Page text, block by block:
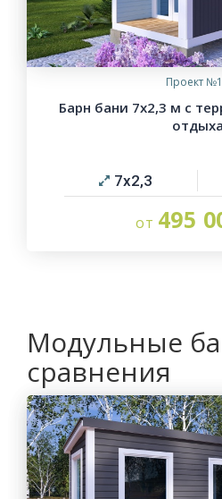
Проект
Барн бани 7х2,3 м с
отдыха
7х2,3
495
Модульные
сравнения